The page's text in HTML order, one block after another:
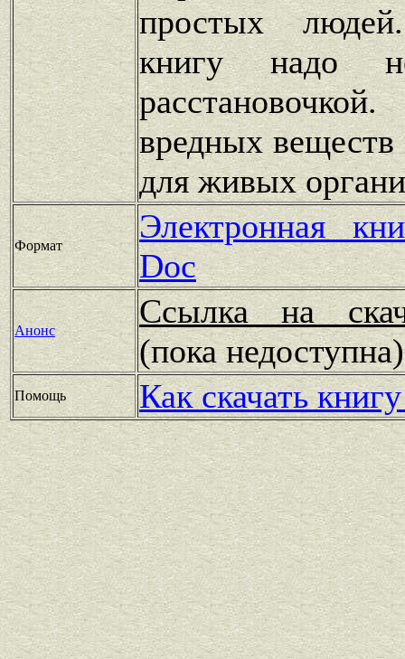
простых
книгу надо
вредных веществ
для живых
Формат
Электронная
Doc
Анонс
Ссылка на
(пока
Помощь Как скачать